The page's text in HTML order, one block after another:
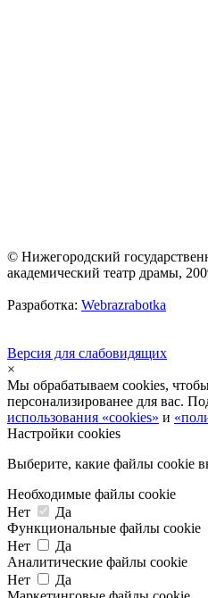
© Нижегородский
академический театр драмы,
Разработка: Webrazrabotka
Версия для слабовидящих
×
Мы обрабатываем cookies,
персонализированее для вас.
использования «cookies» и
Настройки cookies
Выберите, какие файлы cookie
Необходимые файлы cookie
Нет
Да
Функциональные файлы cookie
Нет
Да
Аналитические файлы cookie
Нет
Да